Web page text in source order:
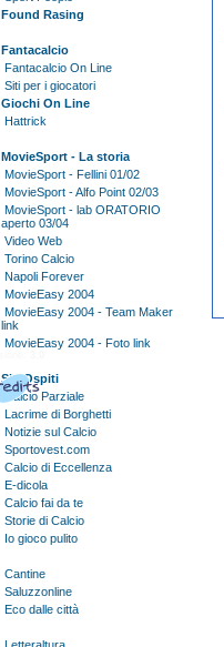
Found Rasing
Fantacalcio
Fantacalcio On Line
Siti per i giocatori
Giochi On Line
Hattrick
MovieSport - La storia
MovieSport - Fellini 01/02
MovieSport - Alfo Point 02/03
MovieSport - lab ORATORIO
aperto 03/04
Video Web
Torino Calcio
Napoli Forever
MovieEasy 2004
MovieEasy 2004 - Team Maker
link
MovieEasy 2004 - Foto link
Siti Ospiti
Calcio Parziale
Lacrime di Borghetti
Notizie sul Calcio
Sportovest.com
Calcio di Eccellenza
E-dicola
Calcio fai da te
Storie di Calcio
Io gioco pulito
Cantine
Saluzzonline
Eco dalle città